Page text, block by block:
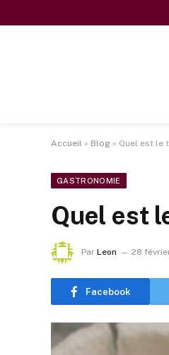
Accueil » Blog » Quel est le
GASTRONOMIE
Quel est
Par Leon 28
Facebook